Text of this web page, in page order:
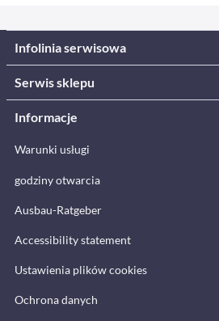
Infolinia serwisowa
Serwis sklepu
Informacje
Warunki usługi
godziny otwarcia
Ausbau-Ratgeber
Accessibility statement
Ustawienia plików cookies
Ochrona danych